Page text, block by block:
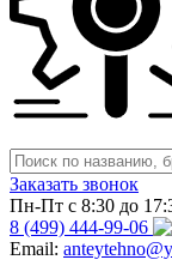
Заказать звонок
Пн-Пт с 8:30 до
8 (499) 444-99-06
Email: